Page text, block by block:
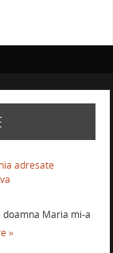
adresate
doamna Maria mi-a
»